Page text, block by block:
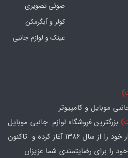
صوتی تصویری
کولر و آبگرمکن
عینک و لوازم جانبی
موبایل و کامپیوتر
بزرگترین فروشگاه لوازم جانبی موبایل
و کامپیوتر در محدوده که کار خود را از سال ۱۳۸۶ آغاز کرده و تاکنون
را برای رضایتمندی شما عزیزان